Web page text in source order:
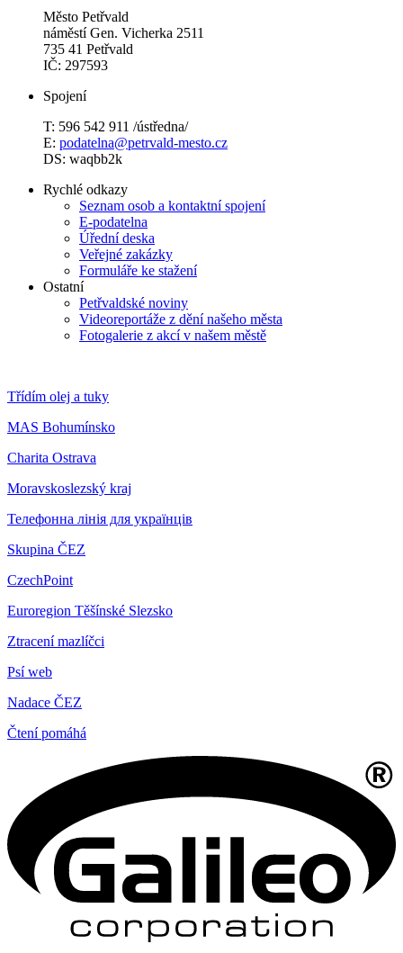
Město Petřvald
náměstí Gen. Vicherka 2511
735 41 Petřvald
IČ: 297593
Spojení
T: 596 542 911 /ústředna/
E: podatelna@petrvald-mesto.cz
DS: waqbb2k
Rychlé odkazy
Seznam osob a kontaktní spojení
E-podatelna
Úřední deska
Veřejné zakázky
Formuláře ke stažení
Ostatní
Petřvaldské noviny
Videoreportáže z dění našeho města
Fotogalerie z akcí v našem městě
Třídím olej a tuky
MAS Bohumínsko
Charita Ostrava
Moravskoslezský kraj
Телефонна лінія для українців
Skupina ČEZ
CzechPoint
Euroregion Těšínské Slezsko
Ztracení mazlíčci
Psí web
Nadace ČEZ
Čtení pomáhá